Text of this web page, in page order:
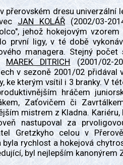
přerovském dresu univerzální
JAN KOLÁŘ (2002/03-
jehož hokejovým
první ligy, v té době
managera. Stejný
MAREK DITRICH(2001/02-
v sezoně 2001/02 přidával
ke kterým vsítil i 3 branky. V
hráčem
Zaťovičem či
mistrem z Kladna. Kariéru,
nastupoval za
Gretzkyho celou v
byla rychlost a hokejová
byl nejlepším kanonýrem